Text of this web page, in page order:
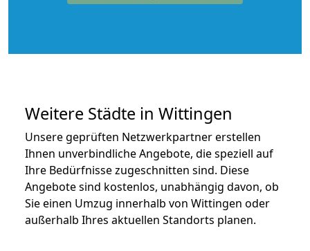
Weitere Städte in Wittingen
Unsere geprüften Netzwerkpartner erstellen
Ihnen unverbindliche Angebote, die speziell auf
Ihre Bedürfnisse zugeschnitten sind. Diese
Angebote sind kostenlos, unabhängig davon, ob
Sie einen Umzug innerhalb von Wittingen oder
außerhalb Ihres aktuellen Standorts planen.